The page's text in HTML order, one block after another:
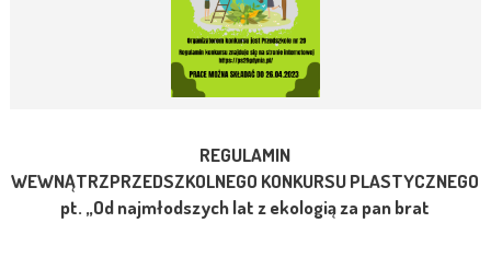
REGULAMIN
WEWNĄTRZPRZEDSZKOLNEGO KONKURSU PLASTYCZNEGO
pt. „Od najmłodszych lat z ekologią za pan brat